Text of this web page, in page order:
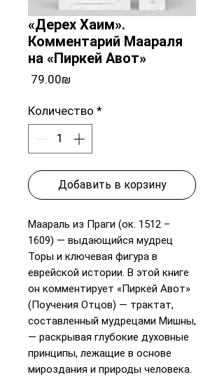
«Дерех Хаим».
Комментарий Маараля
на «Пиркей Авот»
‏79.00 ‏₪
Количество *
Добавить в корзину
Маараль из Праги (ок. 1512 –
1609) — выдающийся мудрец
Торы и ключевая фигура в
еврейской истории. В этой книге
он комментирует «Пиркей Авот»
(Поучения Отцов) — трактат,
составленный мудрецами Мишны,
— раскрывая глубокие духовные
принципы, лежащие в основе
мироздания и природы человека.